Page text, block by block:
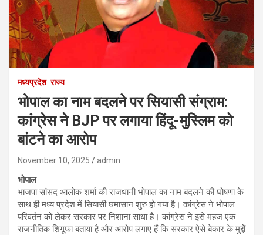
मध्यप्रदेश राज्य
भोपाल का नाम बदलने पर सियासी संग्राम:
कांग्रेस ने BJP पर लगाया हिंदू-मुस्लिम को
बांटने का आरोप
November 10, 2025 admin
भोपाल
भाजपा सांसद आलोक शर्मा की राजधानी भोपाल का नाम बदलने की घोषणा के
साथ ही मध्य प्रदेश में सियासी घमासान शुरु हो गया है। कांग्रेस ने भोपाल
परिवर्तन को लेकर सरकार पर निशाना साधा है। कांग्रेस ने इसे महज एक
राजनीतिक शिगूफा बताया है और आरोप लगाए हैं कि सरकार ऐसे बेकार के मुद्दों